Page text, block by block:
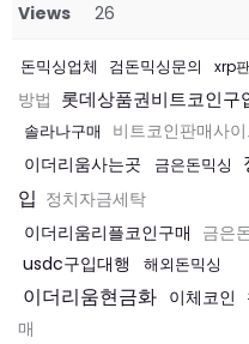
Views 26
돈믹싱업체 검돈믹싱문의 xrp
방법 롯데상품권비트코인구
솔라나구매 비트코인판매사
이더리움사는곳 금은돈믹싱
입 정치자금세탁
이더리움리플코인구매 금은
usdc구입대행 해외돈믹싱
이더리움현금화 이체코인
매